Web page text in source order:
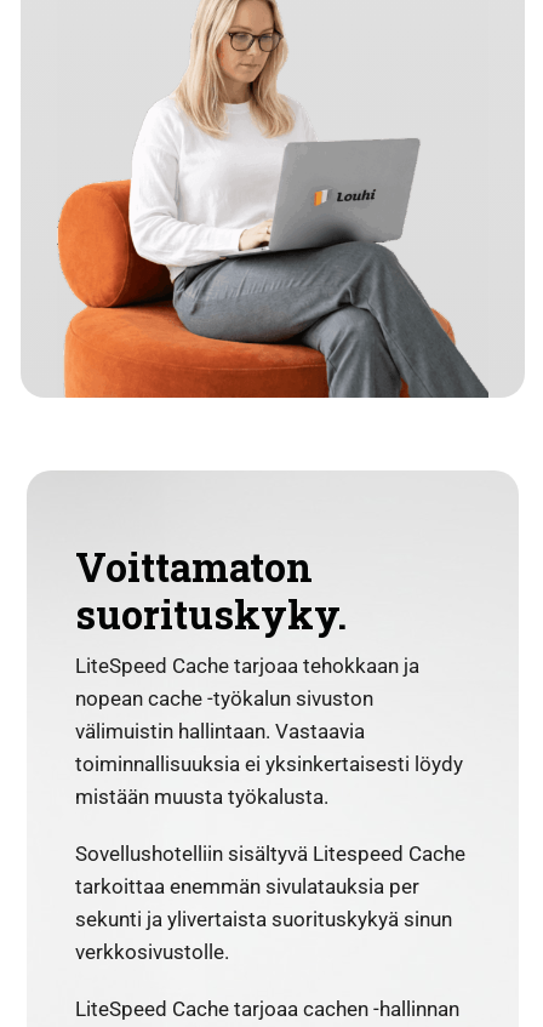
Voittamaton
suorituskyky.
LiteSpeed Cache tarjoaa tehokkaan ja
nopean cache -työkalun sivuston
välimuistin hallintaan. Vastaavia
toiminnallisuuksia ei yksinkertaisesti löydy
mistään muusta työkalusta.
Sovellushotelliin sisältyvä Litespeed Cache
tarkoittaa enemmän sivulatauksia per
sekunti ja ylivertaista suorituskykyä sinun
verkkosivustolle.
LiteSpeed Cache tarjoaa cachen -hallinnan